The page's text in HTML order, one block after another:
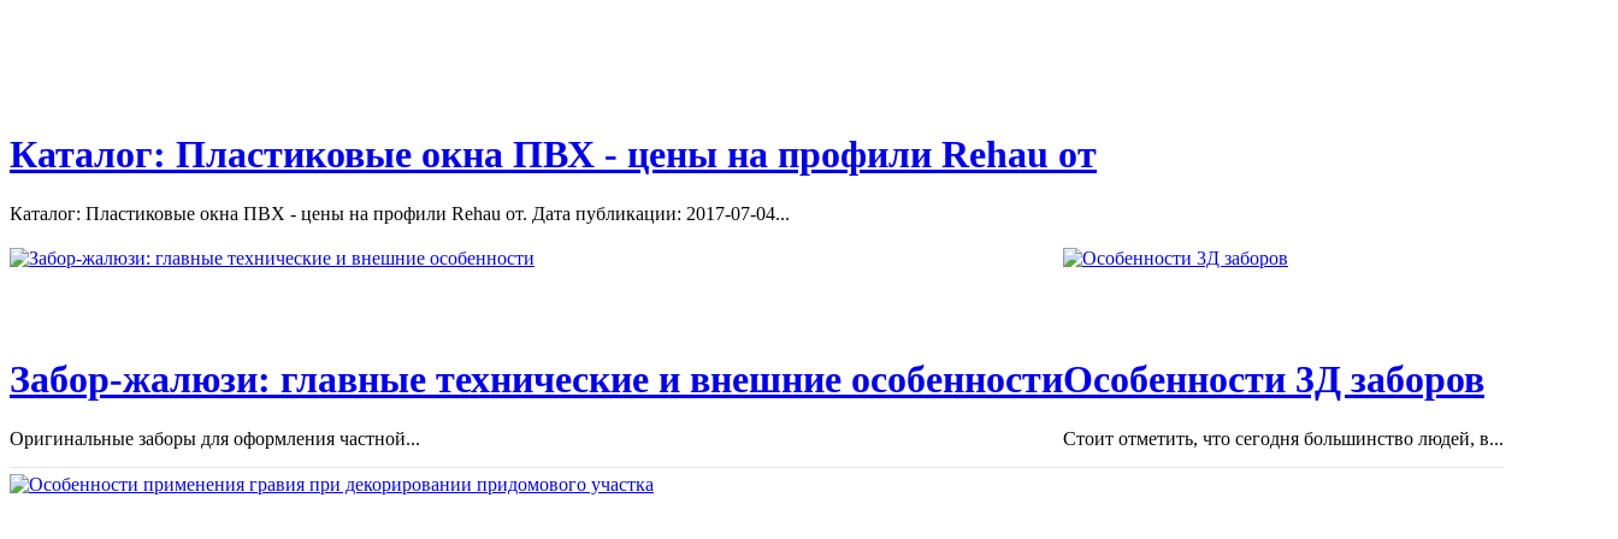
Каталог: Пластиковые окна ПВХ - цены на профили Rehau от
Каталог: Пластиковые окна ПВХ - цены на профили Rehau от. Дата публикации: 2017-07-04...
Забор-жалюзи: главные технические и внешние особенности
Оригинальные заборы для оформления частной...
Особенности 3Д заборов
Стоит отметить, что сегодня большинство людей, в...